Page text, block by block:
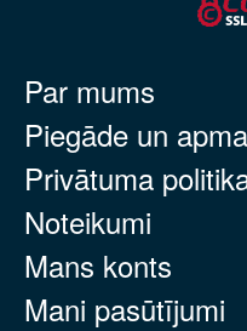
Par mums
Piegāde un
Privātuma
Noteikumi
Mans konts
Mani pasūtījumi